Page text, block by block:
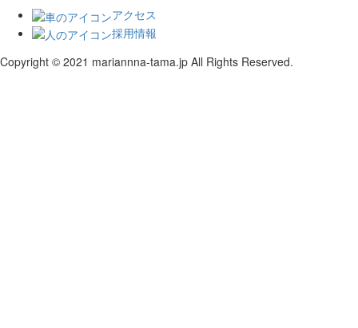
アクセス
採用情報
Copyright © 2021 mariannna-tama.jp All Rights Reserved.